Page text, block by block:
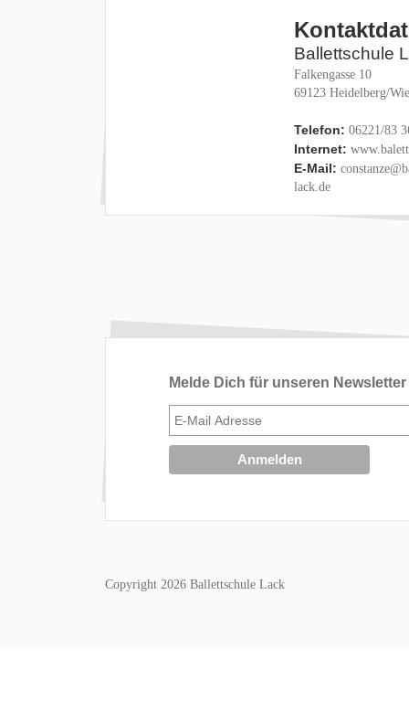
Ballettschule
Falkengasse 10
69123 Heidelberg/
Telefon: 06221/83
Internet:
E-Mail:
lack.de
Melde Dich für unseren
Copyright 2026 Ballettschule Lack